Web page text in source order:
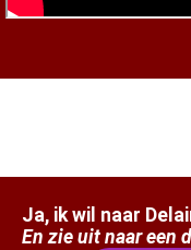
Ja, ik wil naar
En zie uit naar een